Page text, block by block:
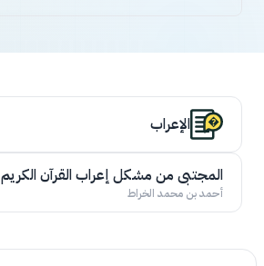
الإعراب
المجتبى من مشكل إعراب القرآن الكريم
أحمد بن محمد الخراط